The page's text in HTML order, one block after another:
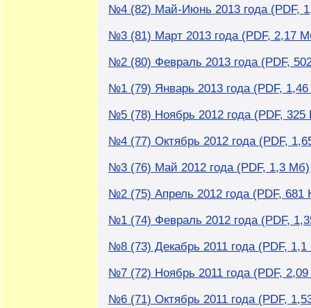
№4 (82) Май-Июнь 2013 года (PDF,
№3 (81) Март 2013 года (PDF, 2,17
№2 (80) Февраль 2013 года (PDF,
№1 (79) Январь 2013 года (PDF,
№5 (78) Ноябрь 2012 года (PDF, 325
№4 (77) Октябрь 2012 года (PDF,
№3 (76) Май 2012 года (PDF, 1,3 Мб)
№2 (75) Апрель 2012 года (PDF, 681
№1 (74) Февраль 2012 года (PDF,
№8 (73) Декабрь 2011 года (PDF,
№7 (72) Ноябрь 2011 года (PDF,
№6 (71) Октябрь 2011 года (PDF,